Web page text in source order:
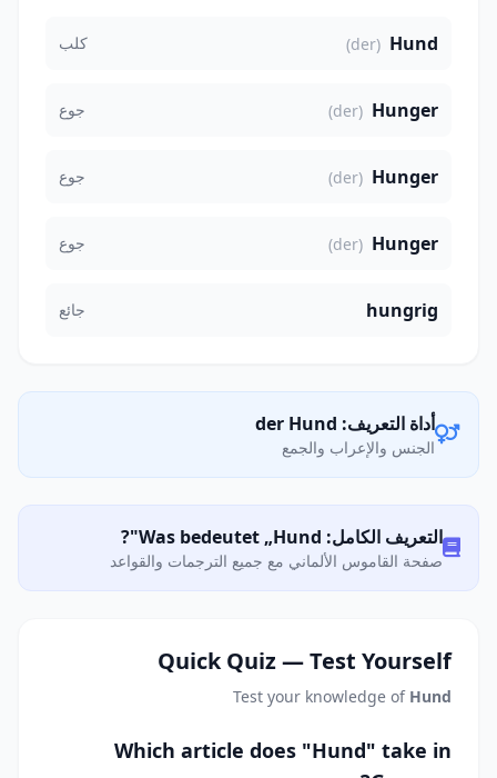
Hund
(der) كلب
Hunger
(der) جوع
Hunger
(der) جوع
Hunger
(der) جوع
hungrig جائع
أداة التعريف: der Hund
الجنس والإعراب والجمع
التعريف الكامل: Was bedeutet „Hund"?
صفحة القاموس الألماني مع جميع الترجمات والقواعد
Quick Quiz — Test Yourself
Test your knowledge of Hund
Which article does "Hund" take in